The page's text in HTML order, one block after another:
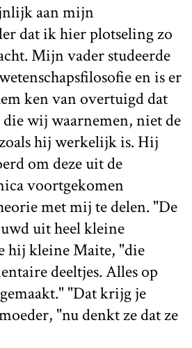
aan mijn
dat ik hier plotseling zo
Mijn vader studeerde
en is er
ken van overtuigd dat
wij waarnemen, niet de
hij werkelijk is. Hij
om deze uit de
voortgekomen
met mij te delen. "De
uit heel kleine
hij kleine Maite, "die
deeltjes. Alles op
"Dat krijg je
"nu denkt ze dat ze